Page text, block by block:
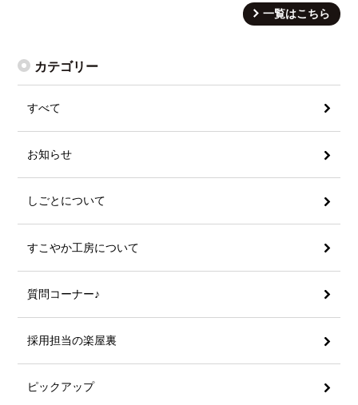
一覧はこちら
カテゴリー
すべて
お知らせ
しごとについて
すこやか工房について
質問コーナー♪
採用担当の楽屋裏
ピックアップ